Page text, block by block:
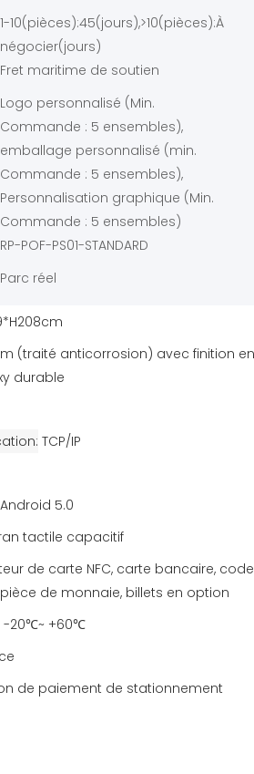
1-10(pièces):45(jours),>10(pièces):À
négocier(jours)
Fret maritime de soutien
Logo personnalisé (Min.
Commande : 5 ensembles),
emballage personnalisé (min.
Commande : 5 ensembles),
Personnalisation graphique (Min.
Commande : 5 ensembles)
RP-POF-PS01-STANDARD
Parc réel
(traité anticorrosion) avec finition en
durable
TCP/IP
Android 5.0
tactile capacitif
de carte NFC, carte bancaire, code
pièce de monnaie, billets en option
-20℃~ +60℃
de paiement de stationnement